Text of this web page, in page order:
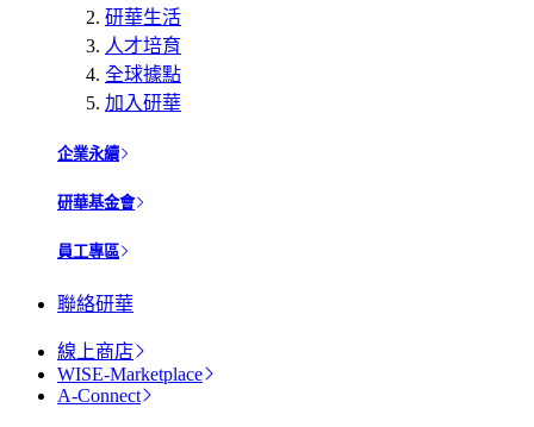
研華生活
人才培育
全球據點
加入研華
企業永續
研華基金會
員工專區
聯絡研華
線上商店
WISE-Marketplace
A-Connect